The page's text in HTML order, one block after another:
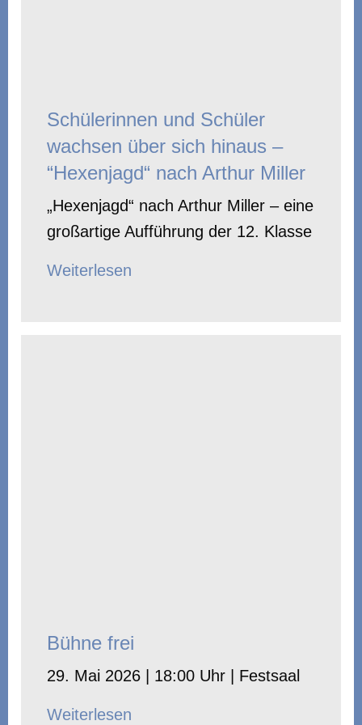
Schülerinnen und Schüler
wachsen über sich hinaus –
“Hexenjagd“ nach Arthur Miller
„Hexenjagd“ nach Arthur Miller – eine
großartige Aufführung der 12. Klasse
Weiterlesen
Bühne frei
29. Mai 2026 | 18:00 Uhr | Festsaal
Weiterlesen